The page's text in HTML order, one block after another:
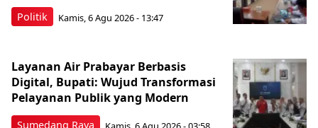
Politik Kamis, 6 Agu 2026 - 13:47
Sumedang Raya
Layanan Air Prabayar Berbasis
Digital, Bupati: Wujud Transformasi
Pelayanan Publik yang Modern